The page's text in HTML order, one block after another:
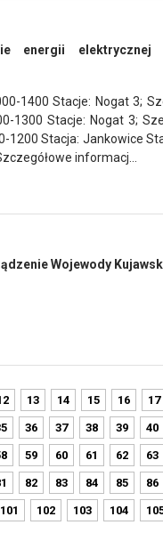
energii
1400 Stacje: Nogat 3;
1300 Stacje: Nogat 3;
1200 Stacja: Jankowice
informacj...
Wojewody
13 14 15 16 17
36 37 38 39 40
59 60 61 62 63
82 83 84 85 86
101 102 103 104